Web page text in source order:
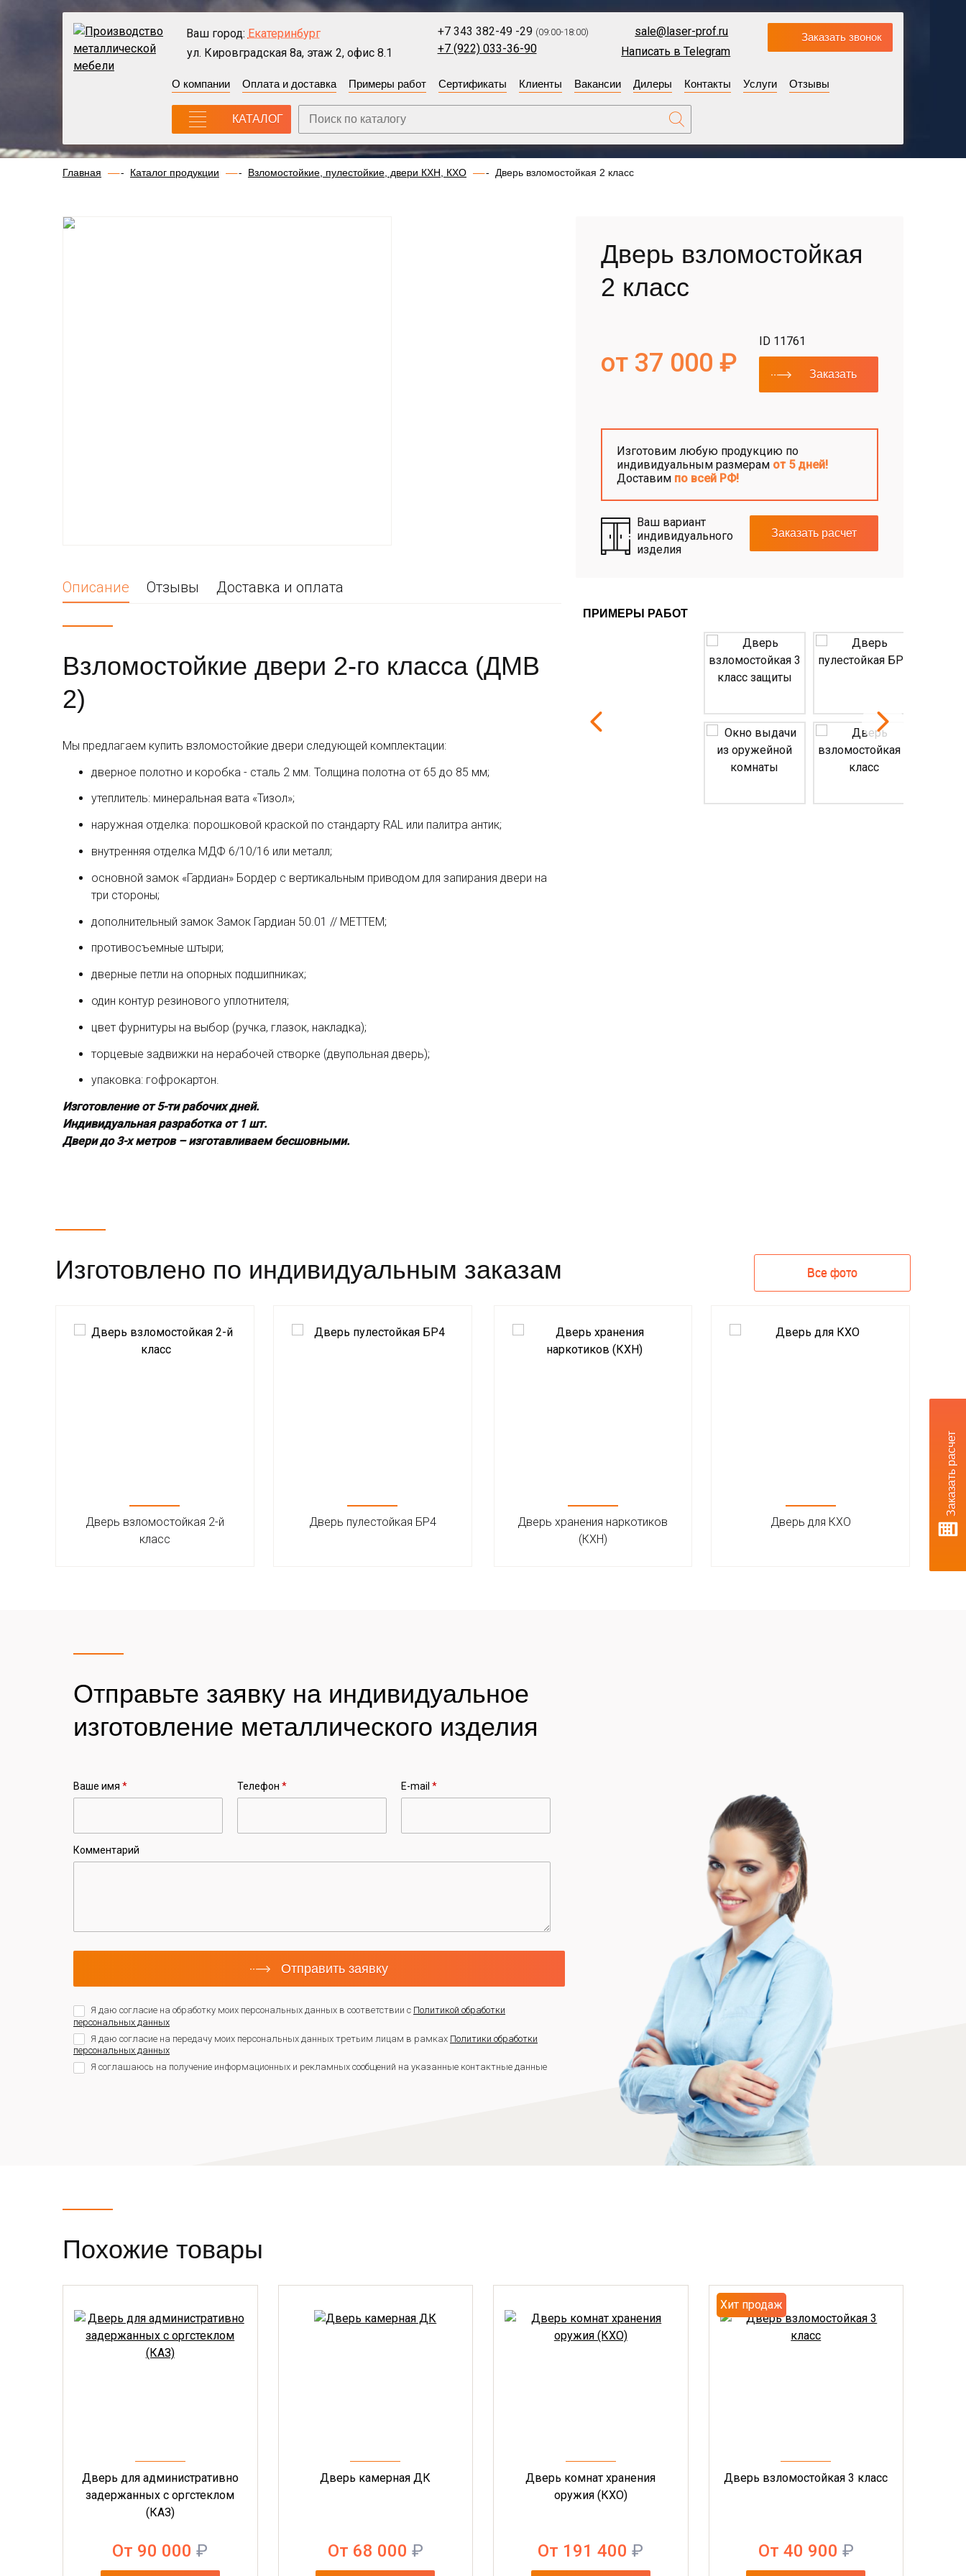
Заказать расчет
Ваш город: Екатеринбург
ул. Кировградская 8а, этаж 2, офис 8.1
+7 343 382-49 -29 (09:00-18:00)
+7 (922) 033-36-90
sale@laser-prof.ru
Написать в Telegram
Заказать звонок
О компании Оплата и доставка Примеры работ Сертификаты Клиенты Вакансии Дилеры Контакты Услуги Отзывы
КАТАЛОГ
Главная Каталог продукции Взломостойкие, пулестойкие, двери КХН, КХО Дверь взломостойкая 2 класс
Описание Отзывы Доставка и оплата
Взломостойкие двери 2-го класса (ДМВ
2)
Мы предлагаем купить взломостойкие двери следующей комплектации:
дверное полотно и коробка - сталь 2 мм. Толщина полотна от 65 до 85 мм;
утеплитель: минеральная вата «Тизол»;
наружная отделка: порошковой краской по стандарту RAL или палитра антик;
внутренняя отделка МДФ 6/10/16 или металл;
основной замок «Гардиан» Бордер с вертикальным приводом для запирания двери на
три стороны;
дополнительный замок Замок Гардиан 50.01 // МЕТТЕМ;
противосъемные штыри;
дверные петли на опорных подшипниках;
один контур резинового уплотнителя;
цвет фурнитуры на выбор (ручка, глазок, накладка);
торцевые задвижки на нерабочей створке (двупольная дверь);
упаковка: гофрокартон.
Изготовление от 5-ти рабочих дней.
Индивидуальная разработка от 1 шт.
Двери до 3-х метров – изготавливаем бесшовными.
Дверь взломостойкая
2 класс
от 37 000 ₽
ID 11761
Заказать
Изготовим любую продукцию по
индивидуальным размерам от 5 дней!
Доставим по всей РФ!
Ваш вариант
индивидуального
изделия
Заказать расчет
ПРИМЕРЫ РАБОТ
Изготовлено по индивидуальным заказам
Дверь взломостойкая 2-й
класс
Дверь пулестойкая БР4
Дверь хранения наркотиков
(КХН)
Дверь для КХО
Все фото
Отправьте заявку на индивидуальное
изготовление металлического изделия
Ваше имя * Телефон * E-mail *
Комментарий
Отправить заявку
Я даю согласие на обработку моих персональных данных в соответствии с Политикой обработки
персональных данных
Я даю согласие на передачу моих персональных данных третьим лицам в рамках Политики обработки
персональных данных
Я соглашаюсь на получение информационных и рекламных сообщений на указанные контактные данные
Похожие товары
Дверь для административно
задержанных с оргстеклом
(КАЗ)
От 90 000₽
Дверь камерная ДК
От 68 000 ₽
Дверь комнат хранения
оружия (КХО)
От 191 400₽
Хит продаж
Дверь взломостойкая 3 класс
От 40 900 ₽